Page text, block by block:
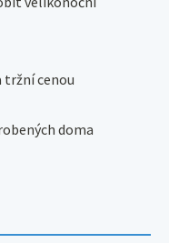
tržní cenou
doma